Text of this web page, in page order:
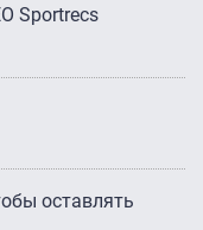
Sportrecs
оставлять